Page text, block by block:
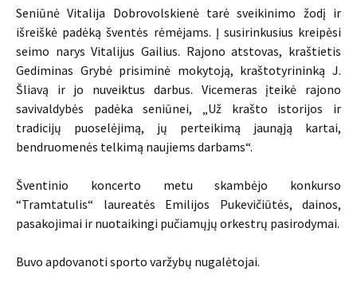
Seniūnė Vitalija Dobrovolskienė tarė sveikinimo žodį ir
išreiškė padėką šventės rėmėjams. Į susirinkusius kreipėsi
seimo narys Vitalijus Gailius. Rajono atstovas, kraštietis
Gediminas Grybė prisiminė mokytoją, kraštotyrininką J.
Šliavą ir jo nuveiktus darbus. Vicemeras įteikė rajono
savivaldybės padėka seniūnei, „Už krašto istorijos ir
tradicijų puoselėjimą, jų perteikimą jaunąją kartai,
bendruomenės telkimą naujiems darbams“.
Šventinio koncerto metu skambėjo konkurso
“Tramtatulis“ laureatės Emilijos Pukevičiūtės, dainos,
pasakojimai ir nuotaikingi pučiamųjų orkestrų pasirodymai.
Buvo apdovanoti sporto varžybų nugalėtojai.